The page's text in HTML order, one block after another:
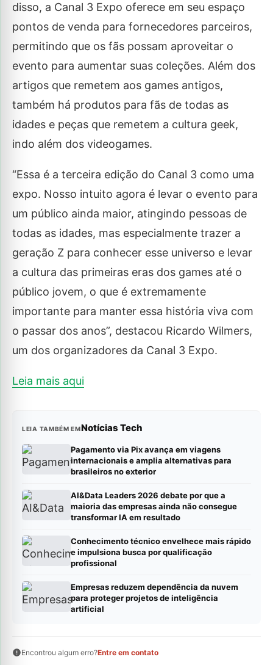
disso, a Canal 3 Expo oferece em seu espaço
pontos de venda para fornecedores parceiros,
permitindo que os fãs possam aproveitar o
evento para aumentar suas coleções. Além dos
artigos que remetem aos games antigos,
também há produtos para fãs de todas as
idades e peças que remetem a cultura geek,
indo além dos videogames.
“Essa é a terceira edição do Canal 3 como uma
expo. Nosso intuito agora é levar o evento para
um público ainda maior, atingindo pessoas de
todas as idades, mas especialmente trazer a
geração Z para conhecer esse universo e levar
a cultura das primeiras eras dos games até o
público jovem, o que é extremamente
importante para manter essa história viva com
o passar dos anos”, destacou Ricardo Wilmers,
um dos organizadores da Canal 3 Expo.
Leia mais aqui
LEIA TAMBÉM EMNotícias Tech
Pagamento via Pix avança em viagens
internacionais e amplia alternativas para
brasileiros no exterior
AI&Data Leaders 2026 debate por que a
maioria das empresas ainda não consegue
transformar IA em resultado
Conhecimento técnico envelhece mais rápido
e impulsiona busca por qualificação
profissional
Empresas reduzem dependência da nuvem
para proteger projetos de inteligência
artificial
Encontrou algum erro?Entre em contato